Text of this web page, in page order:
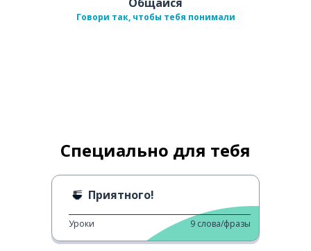
Говори так, чтобы тебя понимали
Специально для тебя
Приятного!
Уроки 9 слова/фразы